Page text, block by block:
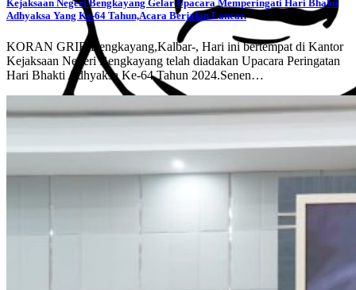
Kejaksaan Negeri Bengkayang Gelar Upacara Memperingati Hari Bhakti
Adhyaksa Yang Ke-64 Tahun,Acara Berjalan Lancar.
KORAN GRIB,Bengkayang,Kalbar-, Hari ini bertempat di Kantor
Kejaksaan Negeri Bengkayang telah diadakan Upacara Peringatan
Hari Bhakti Adhyaksa Ke-64 Tahun 2024.Senen…